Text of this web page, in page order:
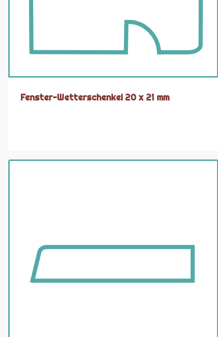
Fenster-Wetterschenkel 20 x 21 mm